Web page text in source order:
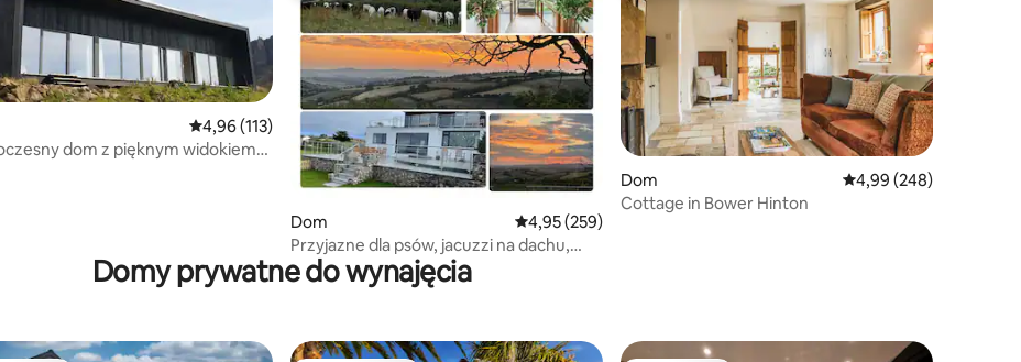
5, liczba recenzji: 387
Średnia ocena: 4,96 na 5, liczba recenzji: 113
4,96 (113)
dom z pięknym widokiem
Dom Średnia ocena: 4,95 na 5, liczba recenzji: 259
4,95 (259)
Przyjazne dla psów, jacuzzi na dachu,
panoramiczne widoki.
Dom Średnia ocena: 4,99 na
4,99 (248)
Cottage in Bower Hinton
Domy prywatne do wynajęcia